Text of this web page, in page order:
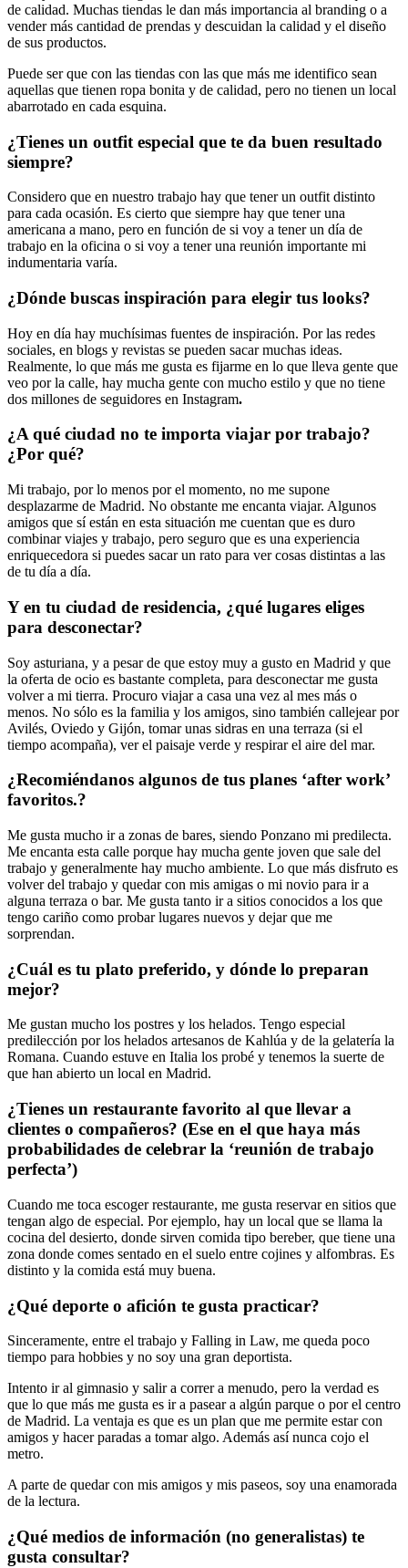
de calidad. Muchas tiendas le dan más importancia al branding o a
vender más cantidad de prendas y descuidan la calidad y el diseño
de sus productos.
Puede ser que con las tiendas con las que más me identifico sean
aquellas que tienen ropa bonita y de calidad, pero no tienen un local
abarrotado en cada esquina.
¿Tienes un outfit especial que te da buen resultado
siempre?
Considero que en nuestro trabajo hay que tener un outfit distinto
para cada ocasión. Es cierto que siempre hay que tener una
americana a mano, pero en función de si voy a tener un día de
trabajo en la oficina o si voy a tener una reunión importante mi
indumentaria varía.
¿Dónde buscas inspiración para elegir tus looks?
Hoy en día hay muchísimas fuentes de inspiración. Por las redes
sociales, en blogs y revistas se pueden sacar muchas ideas.
Realmente, lo que más me gusta es fijarme en lo que lleva gente que
veo por la calle, hay mucha gente con mucho estilo y que no tiene
dos millones de seguidores en Instagram.
¿A qué ciudad no te importa viajar por trabajo?
¿Por qué?
Mi trabajo, por lo menos por el momento, no me supone
desplazarme de Madrid. No obstante me encanta viajar. Algunos
amigos que sí están en esta situación me cuentan que es duro
combinar viajes y trabajo, pero seguro que es una experiencia
enriquecedora si puedes sacar un rato para ver cosas distintas a las
de tu día a día.
Y en tu ciudad de residencia, ¿qué lugares eliges
para desconectar?
Soy asturiana, y a pesar de que estoy muy a gusto en Madrid y que
la oferta de ocio es bastante completa, para desconectar me gusta
volver a mi tierra. Procuro viajar a casa una vez al mes más o
menos. No sólo es la familia y los amigos, sino también callejear por
Avilés, Oviedo y Gijón, tomar unas sidras en una terraza (si el
tiempo acompaña), ver el paisaje verde y respirar el aire del mar.
¿Recomiéndanos algunos de tus planes ‘after work’
favoritos.?
Me gusta mucho ir a zonas de bares, siendo Ponzano mi predilecta.
Me encanta esta calle porque hay mucha gente joven que sale del
trabajo y generalmente hay mucho ambiente. Lo que más disfruto es
volver del trabajo y quedar con mis amigas o mi novio para ir a
alguna terraza o bar. Me gusta tanto ir a sitios conocidos a los que
tengo cariño como probar lugares nuevos y dejar que me
sorprendan.
¿Cuál es tu plato preferido, y dónde lo preparan
mejor?
Me gustan mucho los postres y los helados. Tengo especial
predilección por los helados artesanos de Kahlúa y de la gelatería la
Romana. Cuando estuve en Italia los probé y tenemos la suerte de
que han abierto un local en Madrid.
¿Tienes un restaurante favorito al que llevar a
clientes o compañeros? (Ese en el que haya más
probabilidades de celebrar la ‘reunión de trabajo
perfecta’)
Cuando me toca escoger restaurante, me gusta reservar en sitios que
tengan algo de especial. Por ejemplo, hay un local que se llama la
cocina del desierto, donde sirven comida tipo bereber, que tiene una
zona donde comes sentado en el suelo entre cojines y alfombras. Es
distinto y la comida está muy buena.
¿Qué deporte o afición te gusta practicar?
Sinceramente, entre el trabajo y Falling in Law, me queda poco
tiempo para hobbies y no soy una gran deportista.
Intento ir al gimnasio y salir a correr a menudo, pero la verdad es
que lo que más me gusta es ir a pasear a algún parque o por el centro
de Madrid. La ventaja es que es un plan que me permite estar con
amigos y hacer paradas a tomar algo. Además así nunca cojo el
metro.
A parte de quedar con mis amigos y mis paseos, soy una enamorada
de la lectura.
¿Qué medios de información (no generalistas) te
gusta consultar?